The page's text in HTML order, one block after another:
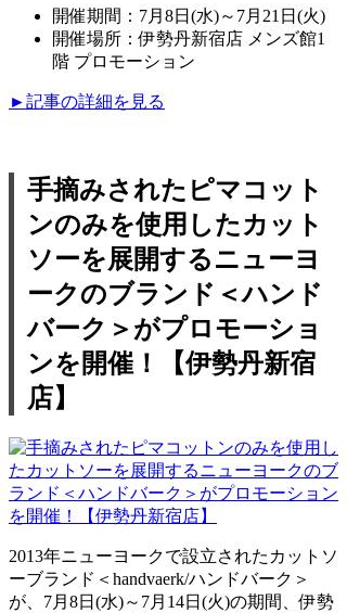
開催期間：7月8日(水)～7月21日(火)
開催場所：伊勢丹新宿店 メンズ館1
階 プロモーション
►記事の詳細を見る
手摘みされたピマコット
ンのみを使用したカット
ソーを展開するニューヨ
ークのブランド＜ハンド
バーク＞がプロモーショ
ンを開催！【伊勢丹新宿
店】
2013年ニューヨークで設立されたカットソ
ーブランド＜handvaerk/ハンドバーク＞
が、7月8日(水)～7月14日(火)の期間、伊勢